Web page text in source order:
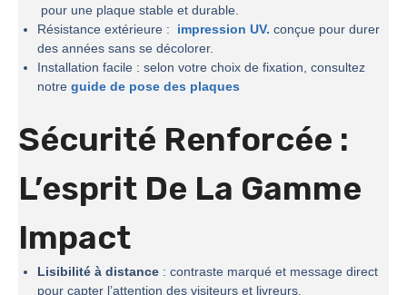
pour une plaque stable et durable.
Résistance extérieure :
impression UV. conçue pour durer
des années sans se décolorer.
Installation facile : selon votre choix de fixation, consultez
notre guide de pose des plaques
Sécurité Renforcée :
L’esprit De La Gamme
Impact
Lisibilité à distance : contraste marqué et message direct
pour capter l’attention des visiteurs et livreurs.